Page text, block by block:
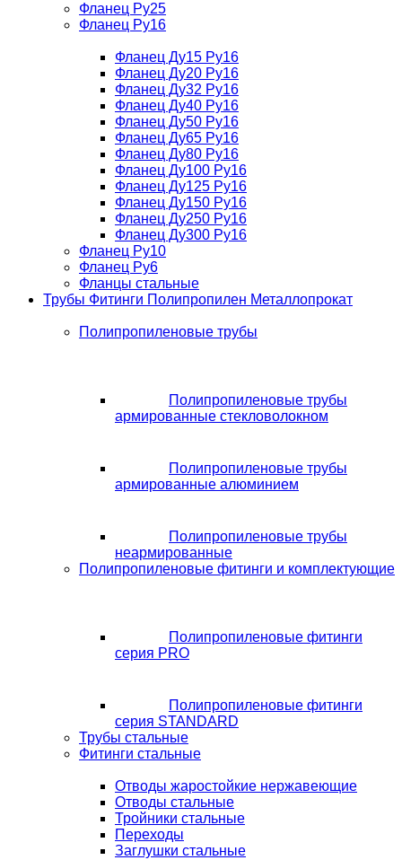
Фланец Ру25
Фланец Ру16
Фланец Ду15 Ру16
Фланец Ду20 Ру16
Фланец Ду32 Ру16
Фланец Ду40 Ру16
Фланец Ду50 Ру16
Фланец Ду65 Ру16
Фланец Ду80 Ру16
Фланец Ду100 Ру16
Фланец Ду125 Ру16
Фланец Ду150 Ру16
Фланец Ду250 Ру16
Фланец Ду300 Ру16
Фланец Ру10
Фланец Ру6
Фланцы стальные
Трубы Фитинги Полипропилен Металлопрокат
Полипропиленовые трубы
Полипропиленовые трубы
армированные стекловолокном
Полипропиленовые трубы
армированные алюминием
Полипропиленовые трубы
неармированные
Полипропиленовые фитинги и комплектующие
Полипропиленовые фитинги
серия PRO
Полипропиленовые фитинги
серия STANDARD
Трубы стальные
Фитинги стальные
Отводы жаростойкие нержавеющие
Отводы стальные
Тройники стальные
Переходы
Заглушки стальные